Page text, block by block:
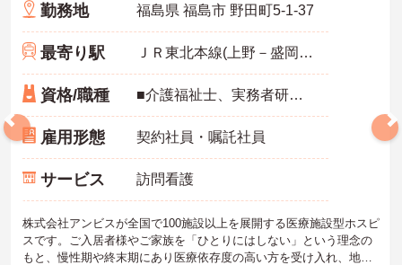
勤務地 福島県 福島市 野田町5-1-37
最寄り駅 ＪＲ東北本線(上野－盛岡)「福島(福島)駅」バス・車5分
資格/職種 ■介護福祉士、実務者研修、初任者研修 いずれか ※特養、老健、病院、有老などの実務経験1年以上ある方 ※身体介護の経験年以上ある方、機械浴の使用の経験のある方歓迎
雇用形態 契約社員・嘱託社員
サービス 訪問看護
株式会社アンビスが全国で100施設以上を展開する医療施設型ホスピ
スです。ご入居者様やご家族を「ひとりにはしない」という理念の
もと、慢性期や終末期にあり医療依存度の高い方を受け入れ、地域